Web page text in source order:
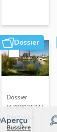
Dossier
Aperçu
Dossier
IA78002174 |
Réalisé par
Bussière